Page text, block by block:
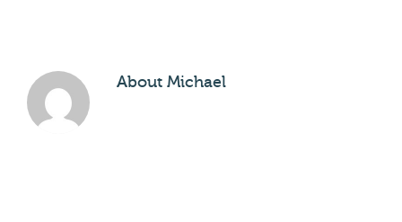
About Michael